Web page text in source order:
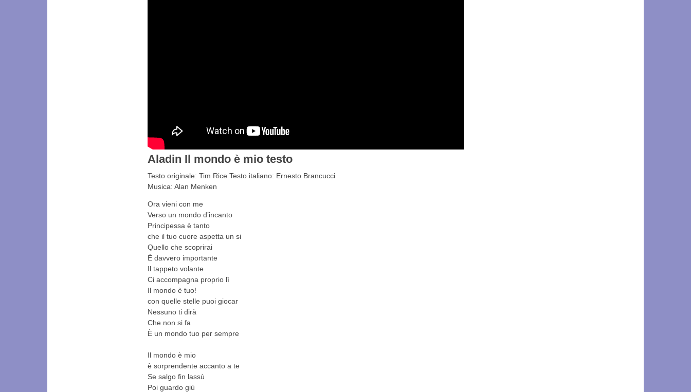
Aladin Il mondo è mio testo
Testo originale: Tim Rice Testo italiano: Ernesto Brancucci
Musica: Alan Menken
Ora vieni con me
Verso un mondo d’incanto
Principessa è tanto
che il tuo cuore aspetta un si
Quello che scoprirai
È davvero importante
Il tappeto volante
Ci accompagna proprio lì
Il mondo è tuo!
con quelle stelle puoi giocar
Nessuno ti dirà
Che non si fa
È un mondo tuo per sempre
Il mondo è mio
è sorprendente accanto a te
Se salgo fin lassù
Poi guardo giù